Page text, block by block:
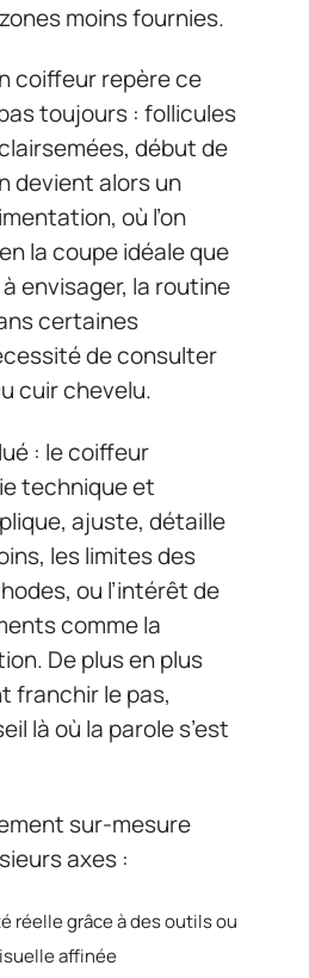
moins fournies.
coiffeur repère ce
toujours : follicules
début de
devient alors un
où l’on
la coupe idéale que
envisager, la routine
certaines
de consulter
cuir chevelu.
: le coiffeur
technique et
ajuste, détaille
les limites des
ou l’intérêt de
comme la
De plus en plus
franchir le pas,
là où la parole s’est
sur-mesure
axes :
réelle grâce à des outils ou
affinée